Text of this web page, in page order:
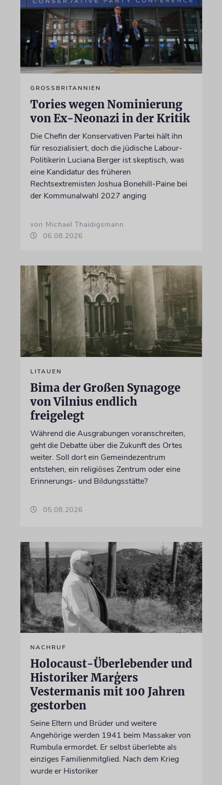
GROSSBRITANNIEN
Tories wegen Nominierung
von Ex-Neonazi in der Kritik
Die Chefin der Konservativen Partei hält ihn
für resozialisiert, doch die jüdische Labour-
Politikerin Luciana Berger ist skeptisch, was
eine Kandidatur des früheren
Rechtsextremisten Joshua Bonehill-Paine bei
der Kommunalwahl 2027 anging
von Michael Thaidigsmann
06.08.2026
LITAUEN
Bima der Großen Synagoge
von Vilnius endlich
freigelegt
Während die Ausgrabungen voranschreiten,
geht die Debatte über die Zukunft des Ortes
weiter. Soll dort ein Gemeindezentrum
entstehen, ein religiöses Zentrum oder eine
Erinnerungs- und Bildungsstätte?
05.08.2026
NACHRUF
Holocaust-Überlebender und
Historiker Marģers
Vestermanis mit 100 Jahren
gestorben
Seine Eltern und Brüder und weitere
Angehörige werden 1941 beim Massaker von
Rumbula ermordet. Er selbst überlebte als
einziges Familienmitglied. Nach dem Krieg
wurde er Historiker